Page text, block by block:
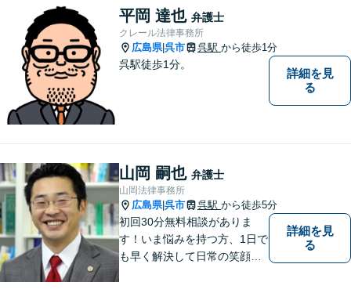
平岡 達也 弁護士
クレール法律事務所
広島県|呉市 呉駅 から徒歩1分
呉駅徒歩1分。
詳細を見
る
山岡 嗣也 弁護士
山岡法律事務所
広島県|呉市 呉駅 から徒歩5分
初回30分無料相談がありま
す！いま悩みを持つ方、1日で
も早く解決して日常の笑顔を
詳細を見
る